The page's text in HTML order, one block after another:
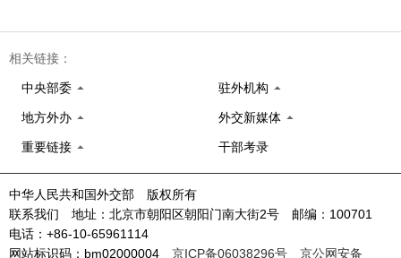
相关链接：
中央部委 驻外机构
地方外办 外交新媒体
重要链接 干部考录
中华人民共和国外交部 版权所有
联系我们 地址：北京市朝阳区朝阳门南大街2号 邮编：100701
电话：+86-10-65961114
网站标识码：bm02000004 京ICP备06038296号
京公网安备